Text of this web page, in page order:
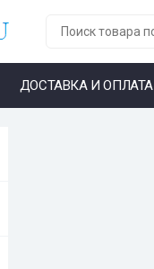
ДОСТАВКА И ОПЛАТА